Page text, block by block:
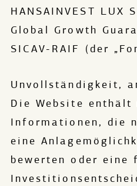
T +49 221 4986 4010
F +49 221 4986
Kontakt
HANSAINVEST LUX
Global Growth
SICAV-RAIF (der
Unvollständigkeit,
Die Website
Informationen, die
eine
bewerten oder eine